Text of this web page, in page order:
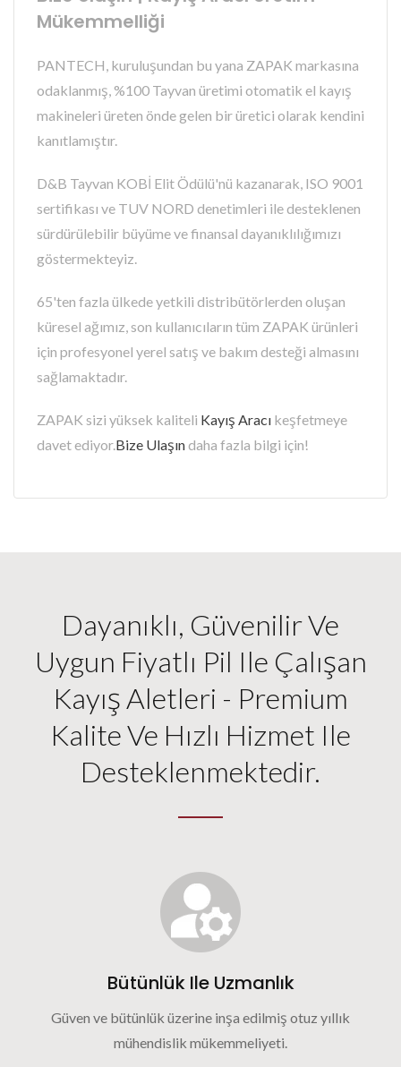
Mükemmelliği
PANTECH, kuruluşundan bu yana ZAPAK markasına
odaklanmış, %100 Tayvan üretimi otomatik el kayış
makineleri üreten önde gelen bir üretici olarak kendini
kanıtlamıştır.
D&B Tayvan KOBİ Elit Ödülü'nü kazanarak, ISO 9001
sertifikası ve TUV NORD denetimleri ile desteklenen
sürdürülebilir büyüme ve finansal dayanıklılığımızı
göstermekteyiz.
65'ten fazla ülkede yetkili distribütörlerden oluşan
küresel ağımız, son kullanıcıların tüm ZAPAK ürünleri
için profesyonel yerel satış ve bakım desteği almasını
sağlamaktadır.
ZAPAK sizi yüksek kaliteli Kayış Aracı keşfetmeye
davet ediyor.Bize Ulaşındaha fazla bilgi için!
Dayanıklı, Güvenilir Ve
Uygun Fiyatlı Pil Ile Çalışan
Kayış Aletleri - Premium
Kalite Ve Hızlı Hizmet Ile
Desteklenmektedir.
Bütünlük Ile Uzmanlık
Güven ve bütünlük üzerine inşa edilmiş otuz yıllık
mühendislik mükemmeliyeti.